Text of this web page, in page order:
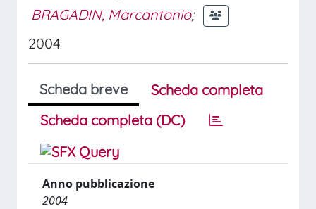
BRAGADIN, Marcantonio;
2004
Scheda breve
Scheda completa
Scheda completa (DC)
Anno pubblicazione
2004